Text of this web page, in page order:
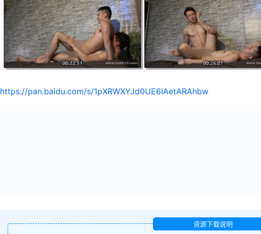
https://pan.baidu.com/s/1pXRWXYJd0UE6IAetARAhbw
资源下载说明